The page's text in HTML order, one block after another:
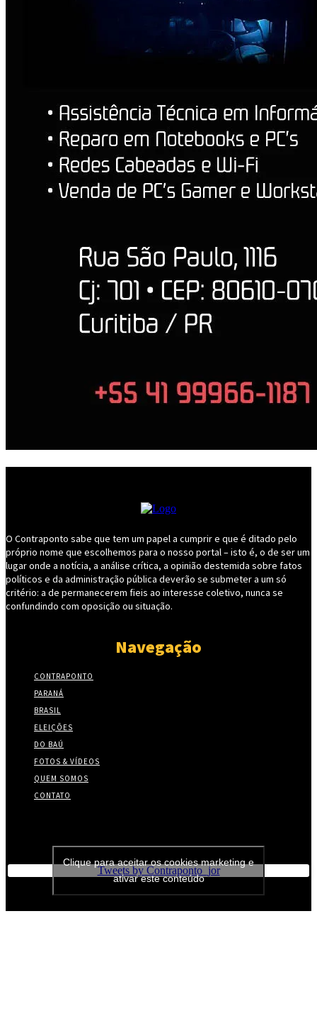
O Contraponto sabe que tem um papel a cumprir e que é ditado pelo
próprio nome que escolhemos para o nosso portal – isto é, o de ser um
lugar onde a notícia, a análise crítica, a opinião destemida sobre fatos
políticos e da administração pública deverão se submeter a um só
critério: a de permanecerem fieis ao interesse coletivo, nunca se
confundindo com oposição ou situação.
Navegação
CONTRAPONTO
PARANÁ
BRASIL
ELEIÇÕES
DO BAÚ
FOTOS & VÍDEOS
QUEM SOMOS
CONTATO
Twitter
Tweets by Contraponto_jor
Clique para aceitar os cookies marketing e
ativar este conteúdo